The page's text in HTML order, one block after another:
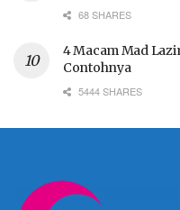
68 SHARES
4 Macam Mad
Contohnya
5444 SHARES